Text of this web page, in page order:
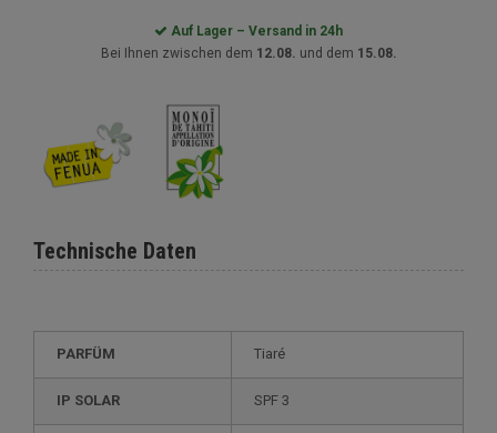
Auf Lager – Versand in 24h
Bei Ihnen zwischen dem 12.08. und dem 15.08.
Technische Daten
PARFÜM Tiaré
IP SOLAR SPF 3